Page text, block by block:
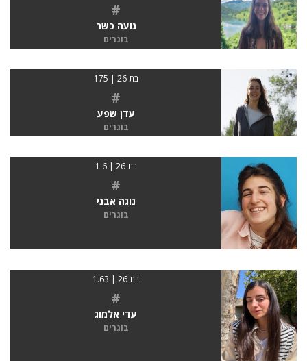
#
נועה כשר
בוגרים
בת 26 | 175
#
עדן שפע
בוגרים
בת 26 | 1.6
#
נוגה אבני
בוגרים
בת 26 | 1.63
#
עדי אלמוג
בוגרים